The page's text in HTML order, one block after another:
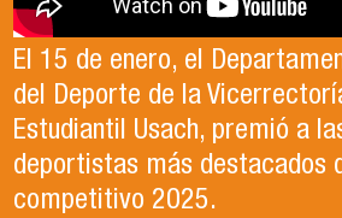
El 15 de enero, el
del Deporte de la
Estudiantil Usach, premió a
deportistas más destacados
competitivo 2025.
En este segundo capítulo
Proyecto Ludo Inclusión,
profesor Claudio Farías y
Pedagogía en Educación
de Ciencias Médicas de la Uni
Te invitamos a revisar el
candidato , el Dr. Celso
de Director de Escuela